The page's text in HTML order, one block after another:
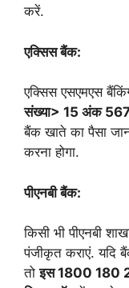
करें.
एक्सिस बैंक:
एक्सिस एसएमएस
संख्या> 15 अंक
बैंक खाते का पैसा
करना होगा.
पीएनबी बैंक:
किसी भी पीएनबी
पंजीकृत कराएं. यदि
तोइस 1800 180